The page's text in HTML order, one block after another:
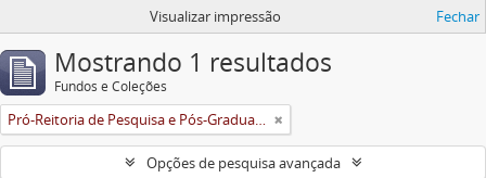
Visualizar impressão Fechar
Mostrando 1 resultados
Fundos e Coleções
Pró-Reitoria de Pesquisa e Pós-Graduação
Opções de pesquisa avançada